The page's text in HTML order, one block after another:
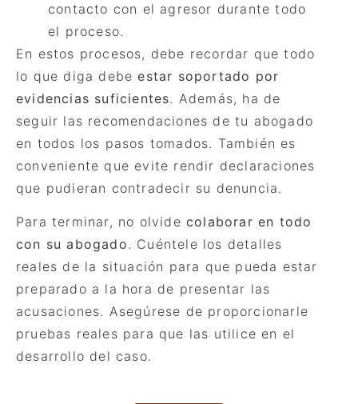
contacto con el agresor durante todo
el proceso.
En estos procesos, debe recordar que todo
lo que diga debe estar soportado por
evidencias suficientes. Además, ha de
seguir las recomendaciones de tu abogado
en todos los pasos tomados. También es
conveniente que evite rendir declaraciones
que pudieran contradecir su denuncia.
Para terminar, no olvide colaborar en todo
con su abogado. Cuéntele los detalles
reales de la situación para que pueda estar
preparado a la hora de presentar las
acusaciones. Asegúrese de proporcionarle
pruebas reales para que las utilice en el
desarrollo del caso.